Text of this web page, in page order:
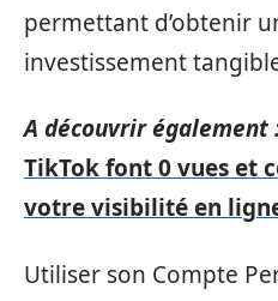
permettant d’obtenir
investissement
A découvrir également
TikTok font 0 vues et
votre visibilité en
Utiliser son Compte